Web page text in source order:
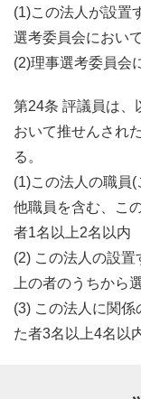
(1)この法人が設置
選考委員会におい
(2)理事選考委員会
第24条 評議員は、
おいて推せんされ
る。
(1)この法人の職員
他職員を含む、こ
者1名以上2名以内
(2) この法人の設
上の者のうちから
(3) この法人に関
た者3名以上4名以